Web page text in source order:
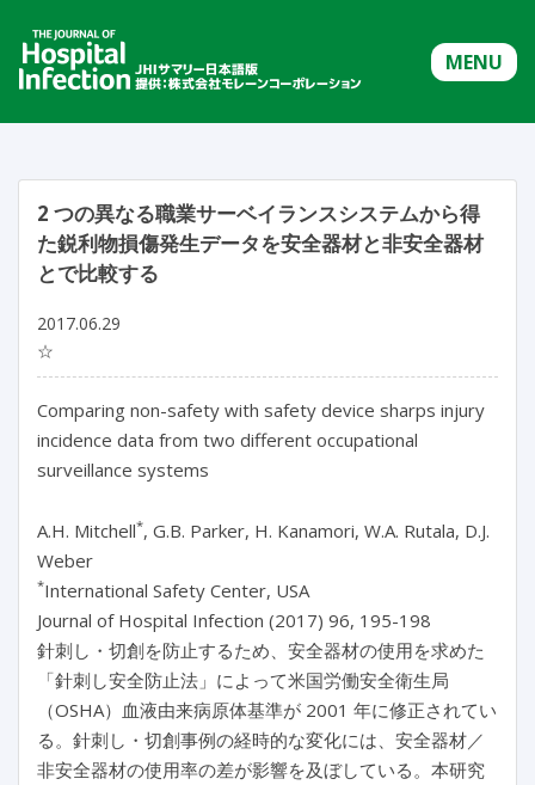
MENU
2 つの異なる職業サーベイランスシステムから得
た鋭利物損傷発生データを安全器材と非安全器材
とで比較する
2017.06.29
☆
Comparing non-safety with safety device sharps injury
incidence data from two different occupational
surveillance systems
A.H. Mitchell*, G.B. Parker, H. Kanamori, W.A. Rutala, D.J.
Weber
*International Safety Center, USA
Journal of Hospital Infection (2017) 96, 195-198
針刺し・切創を防止するため、安全器材の使用を求めた
「針刺し安全防止法」によって米国労働安全衛生局
（OSHA）血液由来病原体基準が 2001 年に修正されてい
る。針刺し・切創事例の経時的な変化には、安全器材／
非安全器材の使用率の差が影響を及ぼしている。本研究